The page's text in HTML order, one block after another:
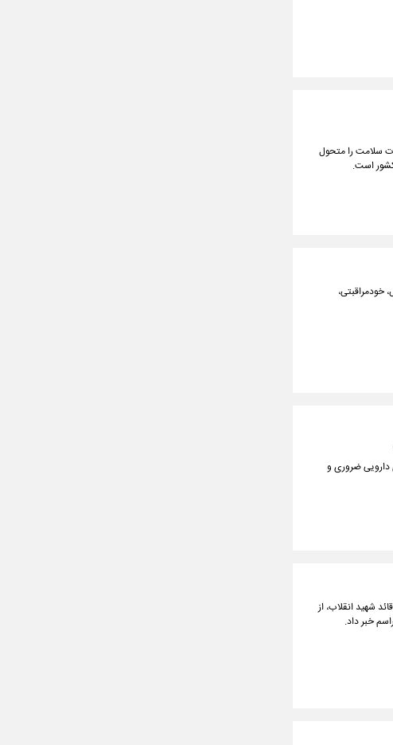
سلامت را متحول
کشور است.
دارویی ضروری و
شهید انقلاب، از
خبر داد.